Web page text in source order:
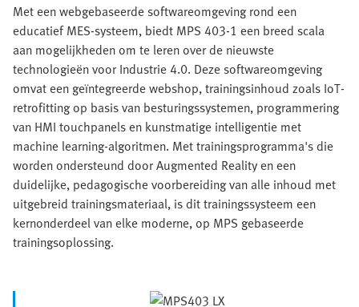
Met een webgebaseerde softwareomgeving rond een
educatief MES-systeem, biedt MPS 403-1 een breed scala
aan mogelijkheden om te leren over de nieuwste
technologieën voor Industrie 4.0. Deze softwareomgeving
omvat een geïntegreerde webshop, trainingsinhoud zoals IoT-
retrofitting op basis van besturingssystemen, programmering
van HMI touchpanels en kunstmatige intelligentie met
machine learning-algoritmen. Met trainingsprogramma's die
worden ondersteund door Augmented Reality en een
duidelijke, pedagogische voorbereiding van alle inhoud met
uitgebreid trainingsmateriaal, is dit trainingssysteem een
kernonderdeel van elke moderne, op MPS gebaseerde
trainingsoplossing.